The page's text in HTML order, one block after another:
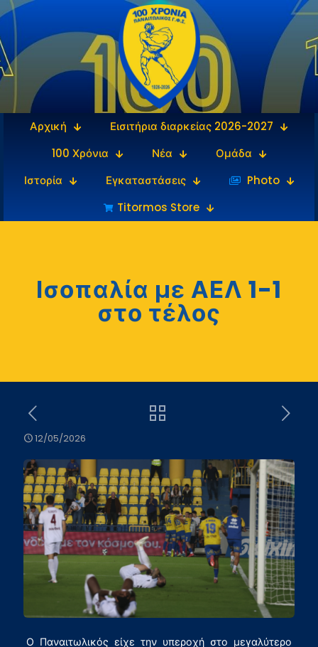
Αρχική
Εισιτήρια διαρκείας 2026-2027
100 Χρόνια
Νέα
Ομάδα
Ιστορία
Εγκαταστάσεις
‎‏‏‎ ‎Photo
Titormos Store
Ισοπαλία με ΑΕΛ 1-1
στο τέλος
12/05/2026
Ο Παναιτωλικός είχε την υπεροχή στο μεγαλύτερο